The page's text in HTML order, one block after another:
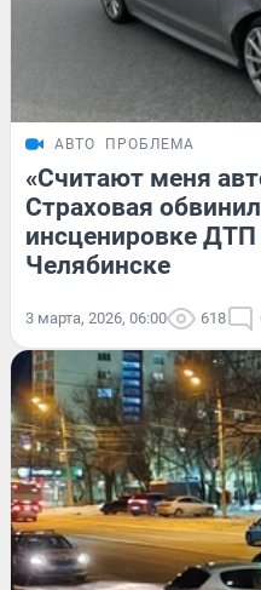
АВТО ПРОБЛЕМА
«Считают меня
Страховая
инсценировке
Челябинске
3 марта, 2026, 06:00 618